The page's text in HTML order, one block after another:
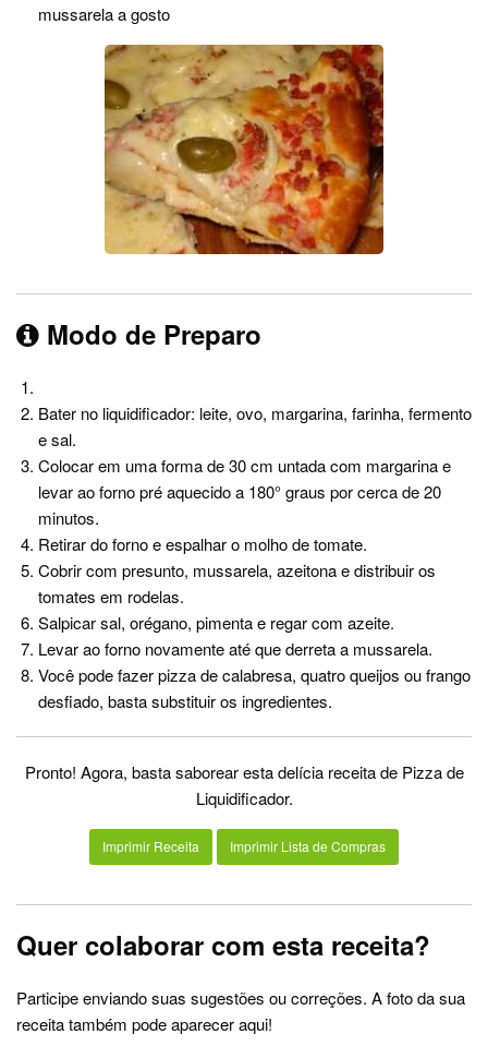
mussarela a gosto
Modo de Preparo
Bater no liquidificador: leite, ovo, margarina, farinha, fermento
e sal.
Colocar em uma forma de 30 cm untada com margarina e
levar ao forno pré aquecido a 180° graus por cerca de 20
minutos.
Retirar do forno e espalhar o molho de tomate.
Cobrir com presunto, mussarela, azeitona e distribuir os
tomates em rodelas.
Salpicar sal, orégano, pimenta e regar com azeite.
Levar ao forno novamente até que derreta a mussarela.
Você pode fazer pizza de calabresa, quatro queijos ou frango
desfiado, basta substituir os ingredientes.
Pronto! Agora, basta saborear esta delícia receita de Pizza de
Liquidificador.
Imprimir Receita Imprimir Lista de Compras
Quer colaborar com esta receita?
Participe enviando suas sugestões ou correções. A foto da sua
receita também pode aparecer aqui!